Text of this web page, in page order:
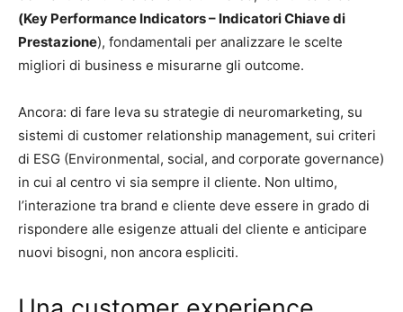
(Key Performance Indicators – Indicatori Chiave di
Prestazione), fondamentali per analizzare le scelte
migliori di business e misurarne gli outcome.
Ancora: di fare leva su strategie di neuromarketing, su
sistemi di customer relationship management, sui criteri
di ESG (Environmental, social, and corporate governance)
in cui al centro vi sia sempre il cliente. Non ultimo,
l’interazione tra brand e cliente deve essere in grado di
rispondere alle esigenze attuali del cliente e anticipare
nuovi bisogni, non ancora espliciti.